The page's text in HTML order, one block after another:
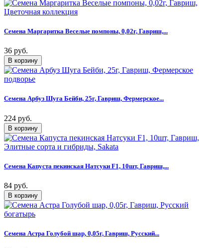
Семена Маргаритка Веселые помпоны, 0,02г, Гавриш,...
36 руб.
Семена Арбуз Шуга Бейби, 25г, Гавриш, Фермерское...
224 руб.
Семена Капуста пекинская Натсуки F1, 10шт, Гавриш,...
84 руб.
Семена Астра Голубой шар, 0,05г, Гавриш, Русский...